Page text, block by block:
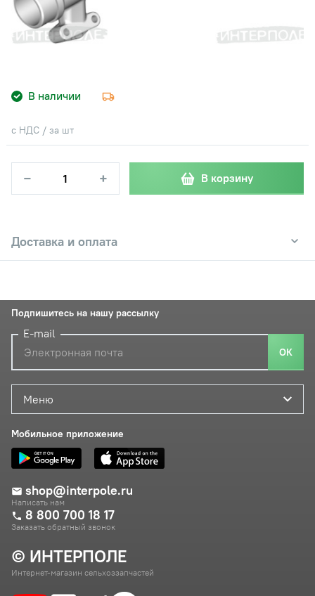
В наличии
с НДС / за шт
− + В корзину
Доставка и оплата
© ИНТЕРПОЛЕ
Интернет-магазин сельхоззапчастей
Меню
Мобильное приложение
shop@interpole.ru
Написать нам
8 800 700 18 17
Заказать обратный звонок
Подпишитесь на нашу рассылку
E-mail
ОК